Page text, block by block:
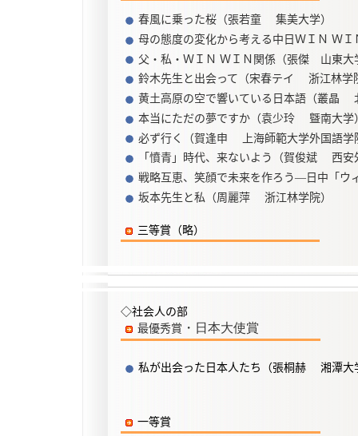
春風に乗った桜（張若童 集美大学）
母の態度の変化から考える中日ＷＩＮ Ｗ
父・私・ＷＩＮ ＷＩＮ関係（張傑 山東大
鈴木先生と出会って（宋春テイ 浙江林学
黄土高原の空で響いている日本語（叢晶
本当にただの夢ですか（袁少玲 曁南大学
必ず行く（賀逢申 上海師範大学外国語学
「憤青」時代、来ないよう（賀俊斌 西安
戦略互恵、笑顔で未来を作ろう―日中「
坂本先生と私（周麗萍 浙江林学院）
三等賞（略）
◇社会人の部
最優秀賞 ・日本大使賞
私が出会った日本人たち（張桐赫 湘潭大
一等賞